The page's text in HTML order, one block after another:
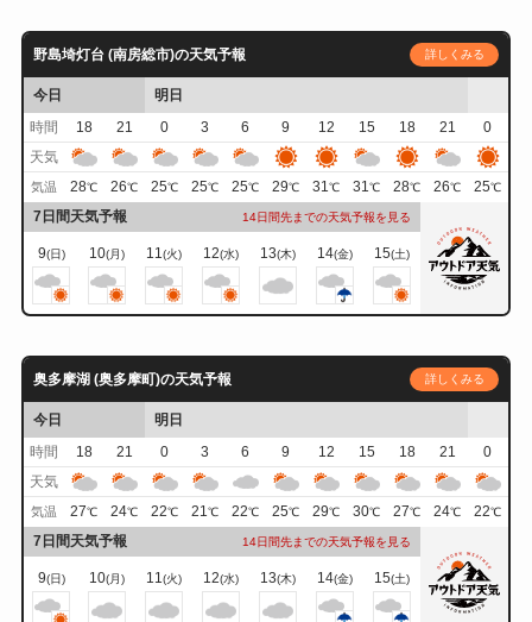
野島埼灯台 (南房総市)の天気予報 詳しくみる
今日
明日
時間
18 21 0 3 6 9 12 15 18 21
0
天気
気温 28℃ 26℃ 25℃ 25℃ 25℃ 29℃ 31℃ 31℃ 28℃ 26℃ 25℃
7日間天気予報 14日間先までの天気予報を見る
9(日) 10(月) 11(火) 12(水) 13(木) 14(金) 15(土)
奥多摩湖 (奥多摩町)の天気予報 詳しくみる
今日
明日
時間
18 21 0 3 6 9 12 15 18 21
0
天気
気温 27℃ 24℃ 22℃ 21℃ 22℃ 25℃ 29℃ 30℃ 27℃ 24℃ 22℃
7日間天気予報 14日間先までの天気予報を見る
9(日) 10(月) 11 (火) 12(水) 13(木) 14(金) 15(土)